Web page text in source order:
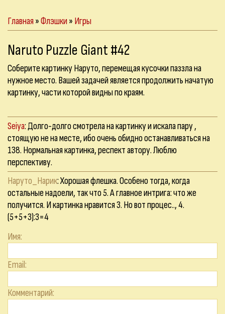
Главная»Флэшки» Игры
Naruto Puzzle Giant #42
Соберите картинку Наруто, перемещая кусочки паззла на
нужное место. Вашей задачей является продолжить начатую
картинку, части которой видны по краям.
Seiya: Долго-долго смотрела на картинку и искала пару ,
стоящую не на месте, ибо очень обидно останавливаться на
138. Нормальная картинка, респект автору. Люблю
перспективу.
Наруто_Нарик: Хорошая флешка. Особено тогда, когда
остальные надоели, так что 5. А главное интрига: что же
получится. И картинка нравится 3. Но вот процес.., 4.
(5+5+3):3=4
Имя:
Email:
Комментарий: